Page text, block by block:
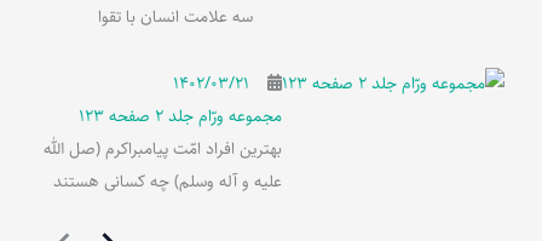
سه علامت انسان با تقوا
۱۴۰۲/۰۳/۲۱
مجموعه ورّام جلد 2 صفحه 123
بهترین افراد امّت پیامبراکرم (صل الله
علیه و آله وسلم) چه کسانی هستند